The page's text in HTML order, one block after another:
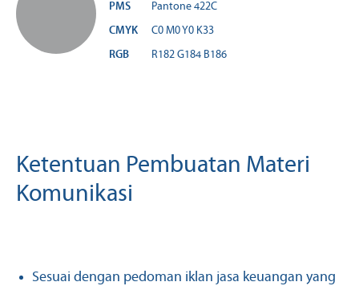
PMS
Pantone 422C
CMYK
C0 M0 Y0 K33
RGB
R182 G184 B186
Ketentuan Pembuatan Materi
Komunikasi
Sesuai dengan pedoman iklan jasa keuangan yang